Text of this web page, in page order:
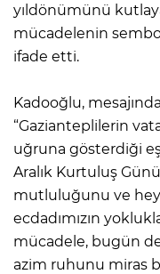
yıldönümünü
mücadelenin
ifade etti.
Kadooğlu,
“Gazianteplilerin
uğruna gösterdiği
Aralık Kurtuluş
mutluluğunu ve
ecdadımızın
mücadele, bugün
azim ruhunu miras